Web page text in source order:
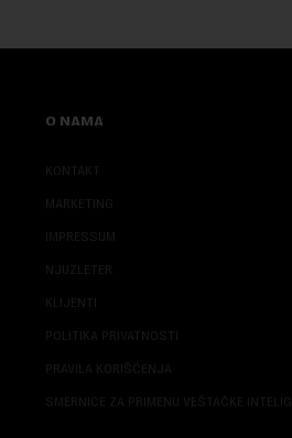
O NAMA
KONTAKT
MARKETING
IMPRESSUM
NJUZLETER
KLIJENTI
POLITIKA PRIVATNOSTI
PRAVILA KORIŠĆENJA
SMERNICE ZA PRIMENU VEŠTAČKE